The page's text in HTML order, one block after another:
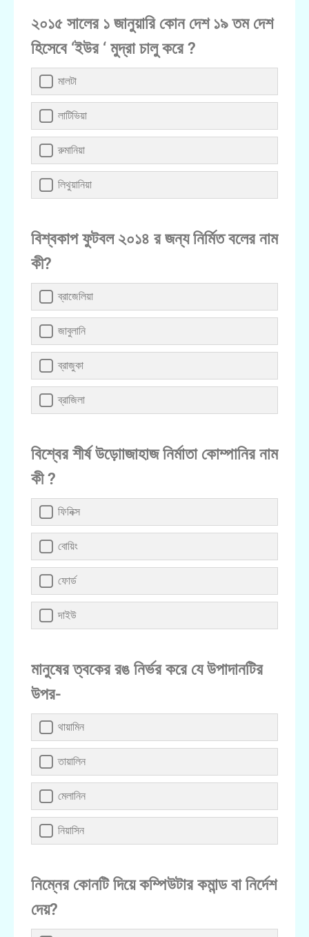
২০১৫ সালের ১ জানুয়ারি কোন দেশ ১৯ তম দেশ
হিসেবে ‘ইউর ‘ মুদ্রা চালু করে ?
মালটা
লাটিভিয়া
রুমানিয়া
লিথুয়ানিয়া
বিশ্বকাপ ফুটবল ২০১৪ র জন্য নির্মিত বলের নাম
কী?
ব্রাজেলিয়া
জাবুলানি
ব্রাজুকা
ব্রাজিলা
বিশ্বের শীর্ষ উড়োাজাহাজ নির্মাতা কোম্পানির নাম
কী ?
ফিনিক্স
বোয়িং
ফোর্ড
দাইউ
মানুষের ত্বকের রঙ নির্ভর করে যে উপাদানটির
উপর-
থায়ামিন
তায়ালিন
মেলানিন
নিয়াসিন
নিম্নের কোনটি দিয়ে কম্পিউটার কমান্ড বা নির্দেশ
দেয়?